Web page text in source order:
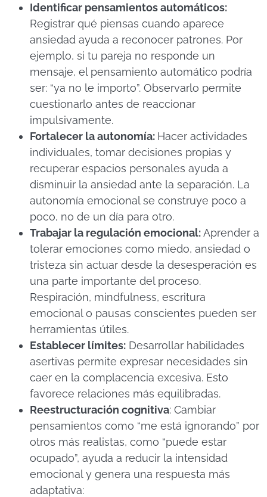
Identificar pensamientos automáticos:
Registrar qué piensas cuando aparece
ansiedad ayuda a reconocer patrones. Por
ejemplo, si tu pareja no responde un
mensaje, el pensamiento automático podría
ser: “ya no le importo”. Observarlo permite
cuestionarlo antes de reaccionar
impulsivamente.
Fortalecer la autonomía: Hacer actividades
individuales, tomar decisiones propias y
recuperar espacios personales ayuda a
disminuir la ansiedad ante la separación. La
autonomía emocional se construye poco a
poco, no de un día para otro.
Trabajar la regulación emocional:Aprender a
tolerar emociones como miedo, ansiedad o
tristeza sin actuar desde la desesperación es
una parte importante del proceso.
Respiración, mindfulness, escritura
emocional o pausas conscientes pueden ser
herramientas útiles.
Establecer límites: Desarrollar habilidades
asertivas permite expresar necesidades sin
caer en la complacencia excesiva. Esto
favorece relaciones más equilibradas.
Reestructuración cognitiva: Cambiar
pensamientos como “me está ignorando” por
otros más realistas, como “puede estar
ocupado”, ayuda a reducir la intensidad
emocional y genera una respuesta más
adaptativa: